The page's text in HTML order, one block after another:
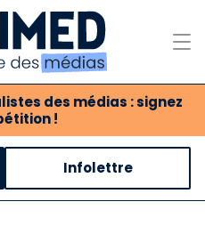
des médias : signez
!
des médias
Infolettre